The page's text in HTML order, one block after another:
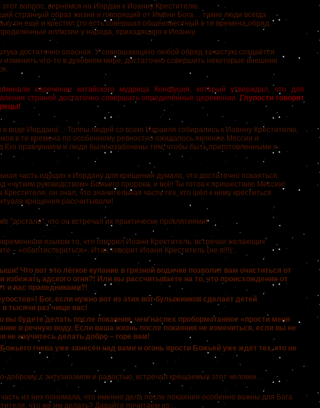
вопрос, вернёмся на Иордан к Иоанну Крестителю.
странный образ жизни и говорящий от Имени Бога… такие люди всегда
он ещё и крестил (то есть совершал общеизвестный в те времена обряд
иллюзии у народа, приходящего к Иоанну.
достаточно опасная. У совершающего любой обряд зачастую создаётся
изменить что-то в духовном мире, достаточно совершить некоторые внешние
изречение китайского мудреца Конфуция, который утверждал, что для
страной достаточно совершать определённые церемонии.Глупости говорят
Иордана… Толпы людей со всего Израиля собирались к Иоанну Крестителю,
в те времена по особенному ревностно ожидалось явление Мессии и
Его правлением и люди были озабочены тем, чтобы быть приготовленными к
часть идущих к Иордану для крещения думала, что достаточно покаяться,
«чутким руководством» Божьего пророка, и всё! Ты готов к пришествию Мессии!
он знал, что значительная часть тех, кто шёл к нему креститься
крещения рассчитывали!
что он встречал их практически проклятиями!
языком то, что говорил Иоанн Креститель, встречая желающих
– «обаптистериться». Итак, говорит Иоанн Креститель (не я!!!):
Что вот это лёгкое купание в грязной водичке позволит вам очиститься от
избежать адского огня?! Или вы рассчитываете на то, что происхождение от
и вас праведниками?!
Бог, если нужно вот из этих вот булыжников сделает детей
тысячи раз чище вас!
вы будете делать после покаяния, чем наспех пробормотанное «прости меня
в речную воду. Если ваша жизнь после покаяния не измениться, если вы не
не научитесь делать добро – горе вам!
гнева уже занесён над вами и огонь ярости Божьей уже ждёт тех, кто не
с энтузиазмом и радостью, встречал крещаемых этот человек…
из них понимала, что именно дела после покаяния особенно важны для Бога
что же им делать? Давайте почитаем из…